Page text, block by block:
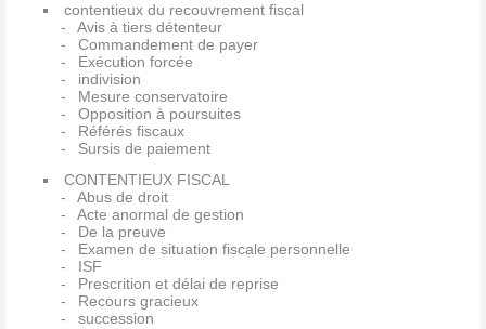
contentieux du recouvrement fiscal
Avis à tiers détenteur
Commandement de payer
Exécution forcée
indivision
Mesure conservatoire
Opposition à poursuites
Référés fiscaux
Sursis de paiement
CONTENTIEUX FISCAL
Abus de droit
Acte anormal de gestion
De la preuve
Examen de situation fiscale personnelle
ISF
Prescrition et délai de reprise
Recours gracieux
succession